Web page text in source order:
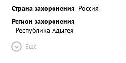
Страна захоронения Россия
Регион захоронения
Республика Адыгея
Ещё